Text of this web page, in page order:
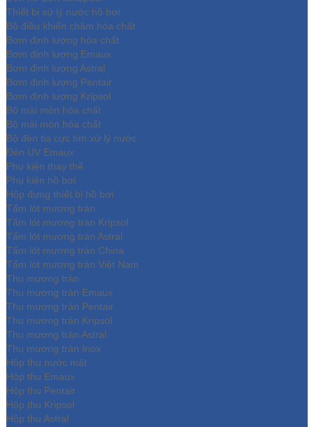
Thiết bị xử lý nước hồ bơi
Bộ điều khiển châm hóa chất
Bơm định lượng hóa chất
Bơm định lượng Emaux
Bơm định lượng Astral
Bơm định lượng Pentair
Bơm định lượng Kripsol
Bộ mài mòn hóa chất
Bộ mài mòn hóa chất
Bộ đèn tia cực tím xử lý nước
Đèn UV Emaux
Phụ kiện thay thế
Phụ kiện hồ bơi
Hộp đựng thiết bị hồ bơi
Tấm lót mương tràn
Tấm lót mương tràn Kripsol
Tấm lót mương tràn Astral
Tấm lót mương tràn China
Tấm lót mương tràn Việt Nam
Thu mương tràn
Thu mương tràn Emaux
Thu mương tràn Pentair
Thu mương tràn Kripsol
Thu mương tràn Astral
Thu mương tràn Inox
Hôp thu nước mặt
Hộp thu Emaux
Hộp thu Pentair
Hộp thu Kripsol
Hộp thu Astral